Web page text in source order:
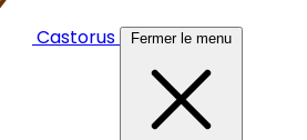
Castorus Fermer le menu